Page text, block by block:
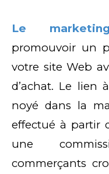
Le
promouvoir un
votre site Web
d’achat. Le lien
noyé dans la
effectué à partir
une
commerçants